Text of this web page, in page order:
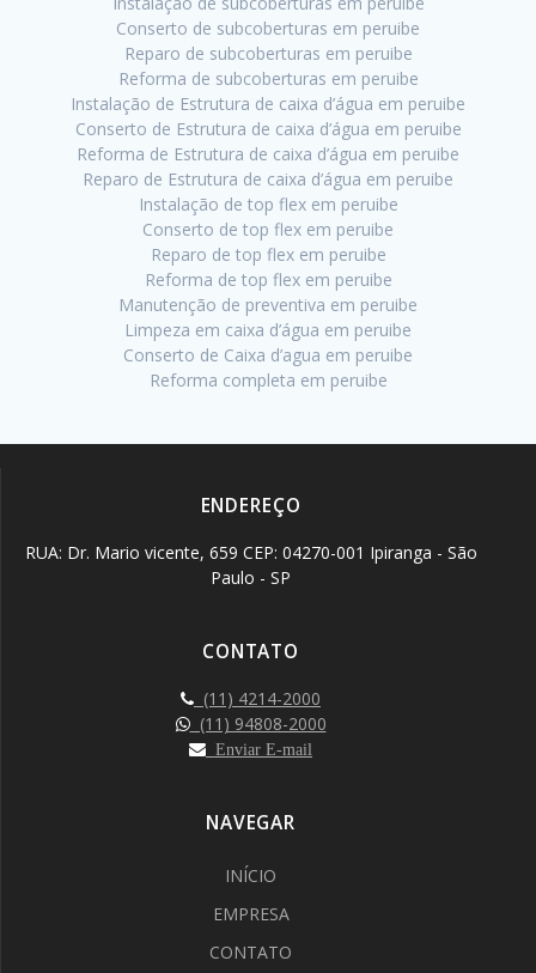
Conserto de subcoberturas em peruibe
Reparo de subcoberturas em peruibe
Reforma de subcoberturas em peruibe
Instalação de Estrutura de caixa d’água em peruibe
Conserto de Estrutura de caixa d’água em peruibe
Reforma de Estrutura de caixa d’água em peruibe
Reparo de Estrutura de caixa d’água em peruibe
Instalação de top flex em peruibe
Conserto de top flex em peruibe
Reparo de top flex em peruibe
Reforma de top flex em peruibe
Manutenção de preventiva em peruibe
Limpeza em caixa d’água em peruibe
Conserto de Caixa d’agua em peruibe
Reforma completa em peruibe
ENDEREÇO
RUA: Dr. Mario vicente, 659 CEP: 04270-001 Ipiranga - São
Paulo - SP
CONTATO
(11) 4214-2000
(11) 94808-2000
Enviar E-mail
NAVEGAR
INÍCIO
EMPRESA
CONTATO